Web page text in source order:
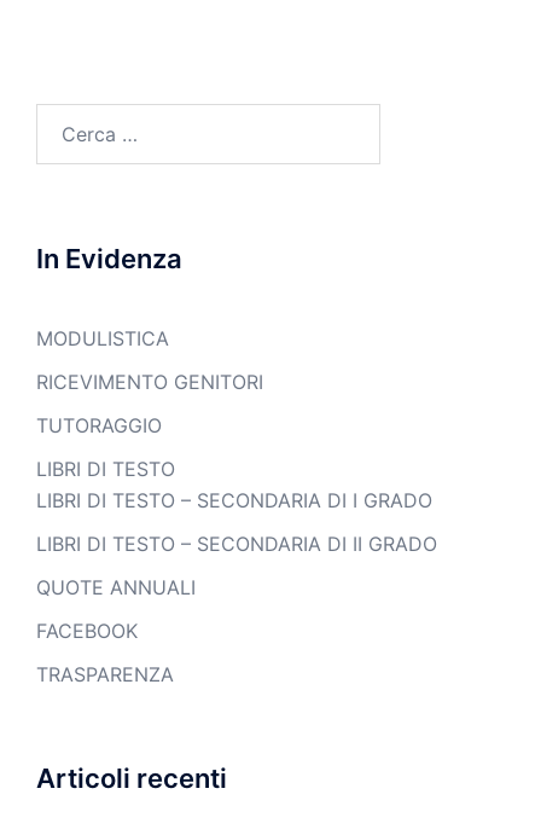
per:
In Evidenza
MODULISTICA
RICEVIMENTO GENITORI
TUTORAGGIO
LIBRI DI TESTO
LIBRI DI TESTO – SECONDARIA DI I GRADO
LIBRI DI TESTO – SECONDARIA DI II GRADO
QUOTE ANNUALI
FACEBOOK
TRASPARENZA
Articoli recenti